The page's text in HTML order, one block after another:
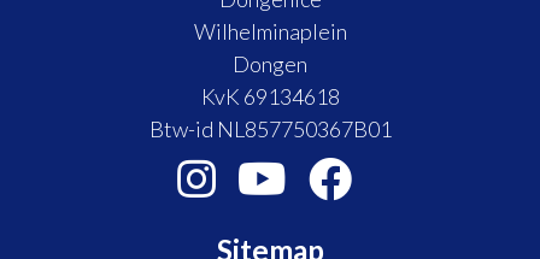
Wilhelminaplein
Dongen
KvK 69134618
Btw-id NL857750367B01
Sitemap